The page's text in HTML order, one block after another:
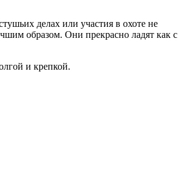
делах или участия в охоте не
образом. Они прекрасно ладят как с
и крепкой.